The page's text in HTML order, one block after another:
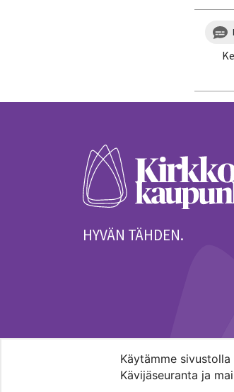
Käytämme
Kävijäseuranta ja
HYVÄN TÄHDEN.